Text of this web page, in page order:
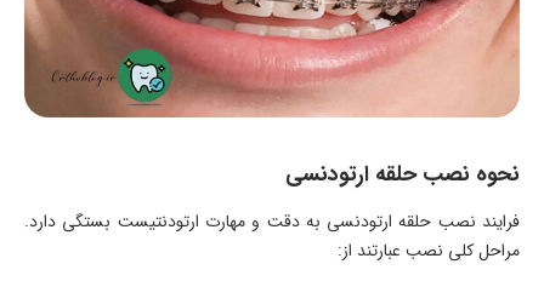
نحوه نصب حلقه ارتودنسی
فرایند نصب حلقه ارتودنسی به دقت و مهارت ارتودنتیست بستگی دارد.
مراحل کلی نصب عبارتند از: